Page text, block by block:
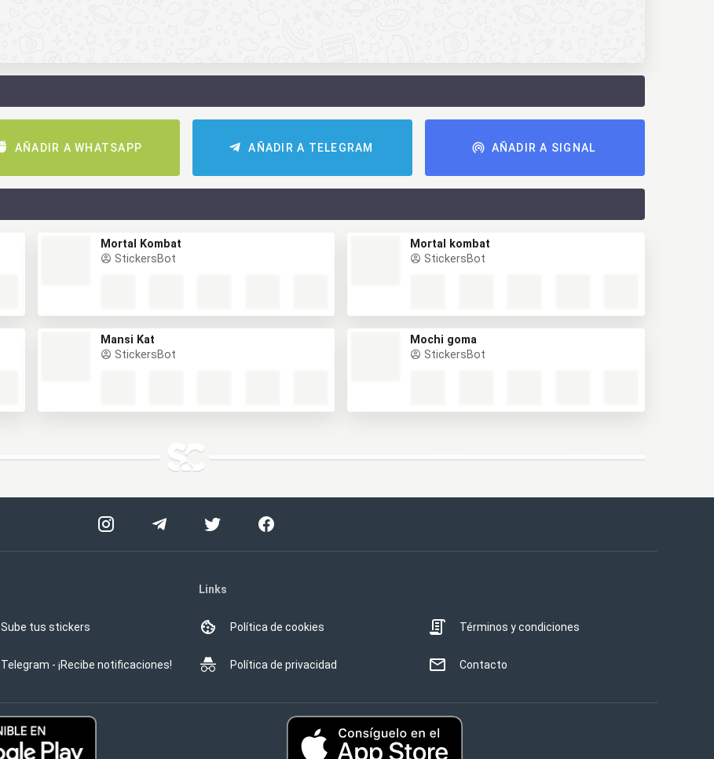
AÑADIR A WHATSAPP AÑADIR A TELEGRAM AÑADIR A SIGNAL
Mortal Kombat
StickersBot
Mortal kombat
StickersBot
Mansi Kat
StickersBot
Mochi goma
StickersBot
Sube tus stickers
Telegram - ¡Recibe notificaciones!
Links
Política de cookies
Política de privacidad
Términos y condiciones
Contacto